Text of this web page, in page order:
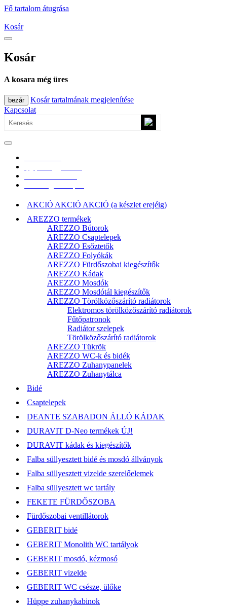
Fő tartalom átugrása
Kosár
Kosár
A kosara még üres
bezár
Kosár tartalmának megjelenítése
Kapcsolat
AKCIÓ AKCIÓ AKCIÓ (a készlet erejéig)
AREZZO termékek
AREZZO Bútorok
AREZZO Csaptelepek
AREZZO Esőztetők
AREZZO Folyókák
AREZZO Fürdőszobai kiegészítők
AREZZO Kádak
AREZZO Mosdók
AREZZO Mosdótál kiegészítők
AREZZO Törölközőszárító radiátorok
Elektromos törölközőszárító radiátorok
Fűtőpatronok
Radiátor szelepek
Törölközőszárító radiátorok
AREZZO Tükrök
AREZZO WC-k és bidék
AREZZO Zuhanypanelek
AREZZO Zuhanytálca
Bidé
Csaptelepek
DEANTE SZABADON ÁLLÓ KÁDAK
DURAVIT D-Neo termékek ÚJ!
DURAVIT kádak és kiegészítők
Falba süllyesztett bidé és mosdó állványok
Falba süllyesztett vizelde szerelőelemek
Falba süllyesztett wc tartály
FEKETE FÜRDŐSZOBA
Fürdőszobai ventillátorok
GEBERIT bidé
GEBERIT Monolith WC tartályok
GEBERIT mosdó, kézmosó
GEBERIT vizelde
GEBERIT WC csésze, ülőke
Hüppe zuhanykabinok